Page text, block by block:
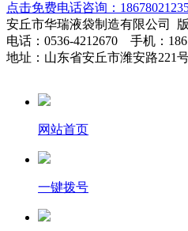
点击免费电话咨询：
安丘市华瑞液袋制造有限公司
电话：0536-4212670 手机：
地址：山东省安丘市潍安路221
网站首页
一键拨号